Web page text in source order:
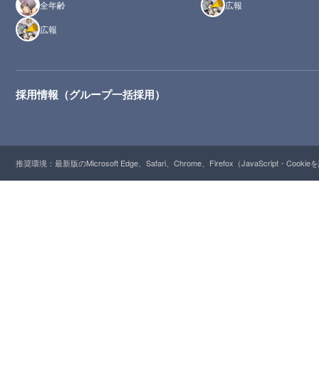
全年齢
広報
広報
採用情報（グループ一括採用）
推奨環境：最新版のMicrosoft Edge、Safari、Chrome、Firefox（JavaScript・Cookie